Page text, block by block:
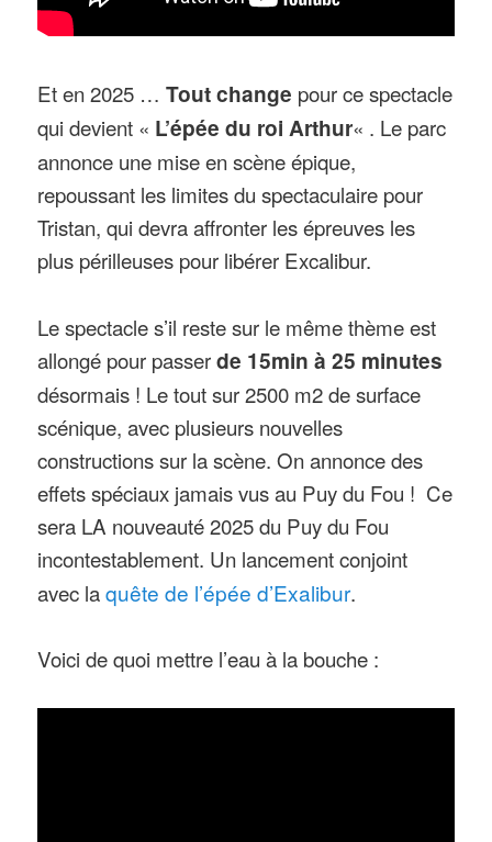
Et en 2025 …Tout change pour ce spectacle
qui devient « L’épée du roi Arthur« . Le parc
annonce une mise en scène épique,
repoussant les limites du spectaculaire pour
Tristan, qui devra affronter les épreuves les
plus périlleuses pour libérer Excalibur.
Le spectacle s’il reste sur le même thème est
allongé pour passerde 15min à 25 minutes
désormais ! Le tout sur 2500 m2 de surface
scénique, avec plusieurs nouvelles
constructions sur la scène. On annonce des
effets spéciaux jamais vus au Puy du Fou ! Ce
sera LA nouveauté 2025 du Puy du Fou
incontestablement. Un lancement conjoint
avec laquête de l’épée d’Exalibur.
Voici de quoi mettre l’eau à la bouche :